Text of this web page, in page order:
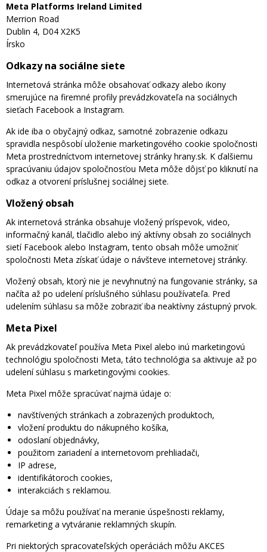
Meta Platforms Ireland Limited
Merrion Road
Dublin 4, D04 X2K5
Írsko
Odkazy na sociálne siete
Internetová stránka môže obsahovať odkazy alebo ikony
smerujúce na firemné profily prevádzkovateľa na sociálnych
sieťach Facebook a Instagram.
Ak ide iba o obyčajný odkaz, samotné zobrazenie odkazu
spravidla nespôsobí uloženie marketingového cookie spoločnosti
Meta prostredníctvom internetovej stránky hrany.sk. K ďalšiemu
spracúvaniu údajov spoločnosťou Meta môže dôjsť po kliknutí na
odkaz a otvorení príslušnej sociálnej siete.
Vložený obsah
Ak internetová stránka obsahuje vložený príspevok, video,
informačný kanál, tlačidlo alebo iný aktívny obsah zo sociálnych
sietí Facebook alebo Instagram, tento obsah môže umožniť
spoločnosti Meta získať údaje o návšteve internetovej stránky.
Vložený obsah, ktorý nie je nevyhnutný na fungovanie stránky, sa
načíta až po udelení príslušného súhlasu používateľa. Pred
udelením súhlasu sa môže zobraziť iba neaktívny zástupný prvok.
Meta Pixel
Ak prevádzkovateľ používa Meta Pixel alebo inú marketingovú
technológiu spoločnosti Meta, táto technológia sa aktivuje až po
udelení súhlasu s marketingovými cookies.
Meta Pixel môže spracúvať najmä údaje o:
navštívených stránkach a zobrazených produktoch,
vložení produktu do nákupného košíka,
odoslaní objednávky,
použitom zariadení a internetovom prehliadači,
IP adrese,
identifikátoroch cookies,
interakciách s reklamou.
Údaje sa môžu používať na meranie úspešnosti reklamy,
remarketing a vytváranie reklamných skupín.
Pri niektorých spracovateľských operáciách môžu AKCES